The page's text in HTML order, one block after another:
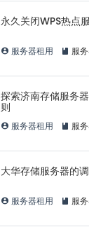
永久关闭WPS热点
服务器租用 服
探索济南存储服务
则
服务器租用 服
大华存储服务器的
服务器租用 服